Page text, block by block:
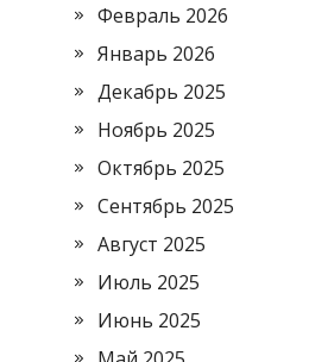
Февраль 2026
Январь 2026
Декабрь 2025
Ноябрь 2025
Октябрь 2025
Сентябрь 2025
Август 2025
Июль 2025
Июнь 2025